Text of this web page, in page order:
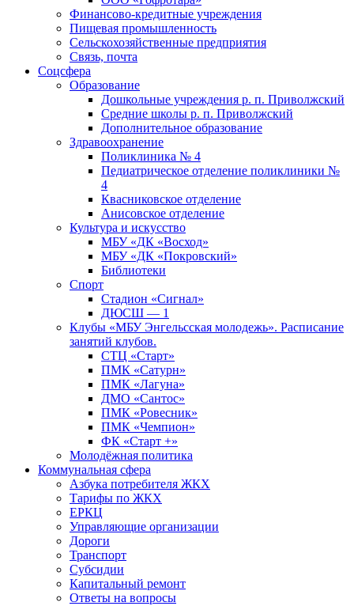
Финансово-кредитные учреждения
Пищевая промышленность
Сельскохозяйственные предприятия
Связь, почта
Соцсфера
Образование
Дошкольные учреждения р. п. Приволжский
Средние школы р. п. Приволжский
Дополнительное образование
Здравоохранение
Поликлиника № 4
Педиатрическое отделение поликлиники №
4
Квасниковское отделение
Анисовское отделение
Культура и искусство
МБУ «ДК «Восход»
МБУ «ДК «Покровский»
Библиотеки
Спорт
Стадион «Сигнал»
ДЮСШ — 1
Клубы «МБУ Энгельсская молодежь». Расписание
занятий клубов.
СТЦ «Старт»
ПМК «Сатурн»
ПМК «Лагуна»
ДМО «Сантос»
ПМК «Ровесник»
ПМК «Чемпион»
ФК «Старт +»
Молодёжная политика
Коммунальная сфера
Азбука потребителя ЖКХ
Тарифы по ЖКХ
ЕРКЦ
Управляющие организации
Дороги
Транспорт
Субсидии
Капитальный ремонт
Ответы на вопросы